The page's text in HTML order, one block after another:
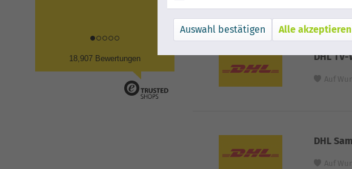
Alle akzeptieren
18,907 Bewertungen DHL
Auf
DHL
Auf